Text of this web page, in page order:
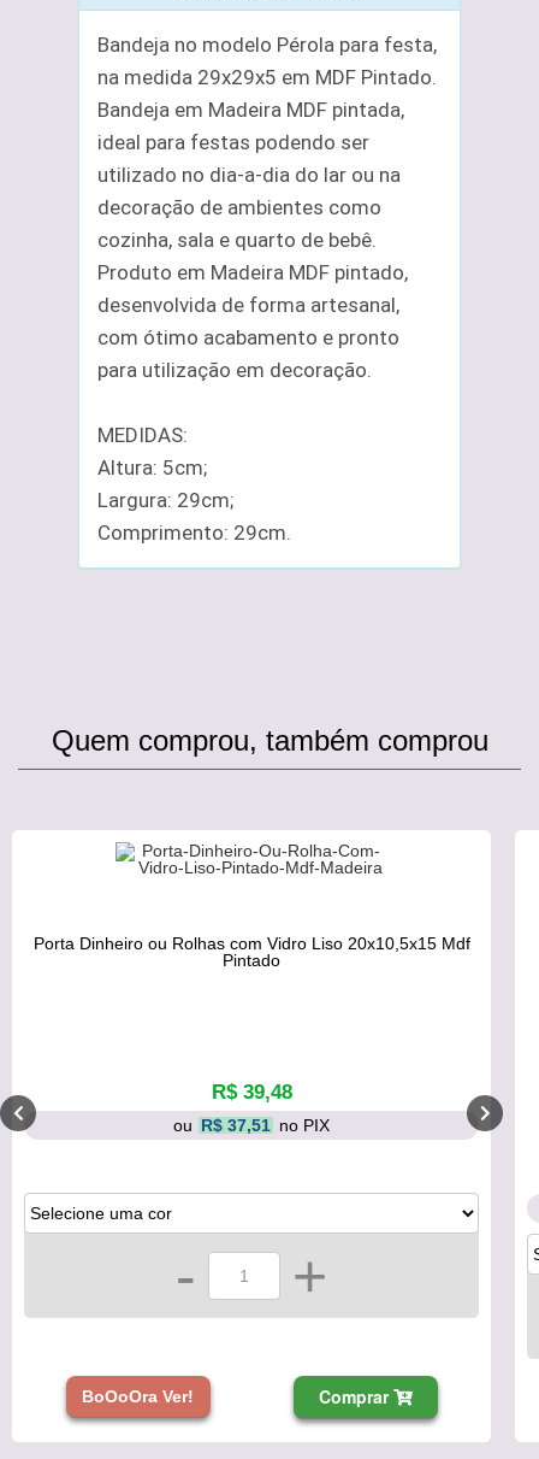
Bandeja no modelo Pérola para festa,
na medida 29x29x5 em MDF Pintado.
Bandeja em Madeira MDF pintada,
ideal para festas podendo ser
utilizado no dia-a-dia do lar ou na
decoração de ambientes como
cozinha, sala e quarto de bebê.
Produto em Madeira MDF pintado,
desenvolvida de forma artesanal,
com ótimo acabamento e pronto
para utilização em decoração.
MEDIDAS:
Altura: 5cm;
Largura: 29cm;
Comprimento: 29cm.
Quem comprou, também comprou
Porta Dinheiro ou Rolhas com Vidro Liso 20x10,5x15 Mdf
Pintado
R$ 39,48
ou R$ 37,51 no PIX
- +
BoOoOra Ver! Comprar